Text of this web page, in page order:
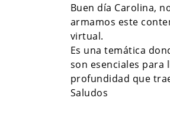
Buen día Carolina,
armamos este
virtual.
Es una temática
son esenciales para
profundidad que
Saludos